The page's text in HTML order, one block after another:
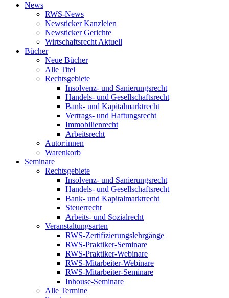
News
RWS-News
Newsticker Kanzleien
Newsticker Gerichte
Wirtschaftsrecht Aktuell
Bücher
Neue Bücher
Alle Titel
Rechtsgebiete
Insolvenz- und Sanierungsrecht
Handels- und Gesellschaftsrecht
Bank- und Kapitalmarktrecht
Vertrags- und Haftungsrecht
Immobilienrecht
Arbeitsrecht
Autor:innen
Warenkorb
Seminare
Rechtsgebiete
Insolvenz- und Sanierungsrecht
Handels- und Gesellschaftsrecht
Bank- und Kapitalmarktrecht
Steuerrecht
Arbeits- und Sozialrecht
Veranstaltungsarten
RWS-Zertifizierungslehrgänge
RWS-Praktiker-Seminare
RWS-Praktiker-Webinare
RWS-Mitarbeiter-Webinare
RWS-Mitarbeiter-Seminare
Inhouse-Seminare
Alle Termine